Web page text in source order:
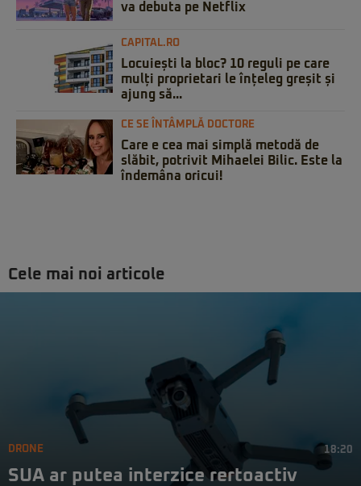
va debuta pe Netflix
CAPITAL.RO
Locuiești la bloc? 10 reguli pe care
mulți proprietari le înțeleg greșit și
ajung să...
CE SE ÎNTÂMPLĂ DOCTORE
Care e cea mai simplă metodă de
slăbit, potrivit Mihaelei Bilic. Este la
îndemâna oricui!
Cele mai noi articole
DRONE 18:20
SUA ar putea interzice rertoactiv